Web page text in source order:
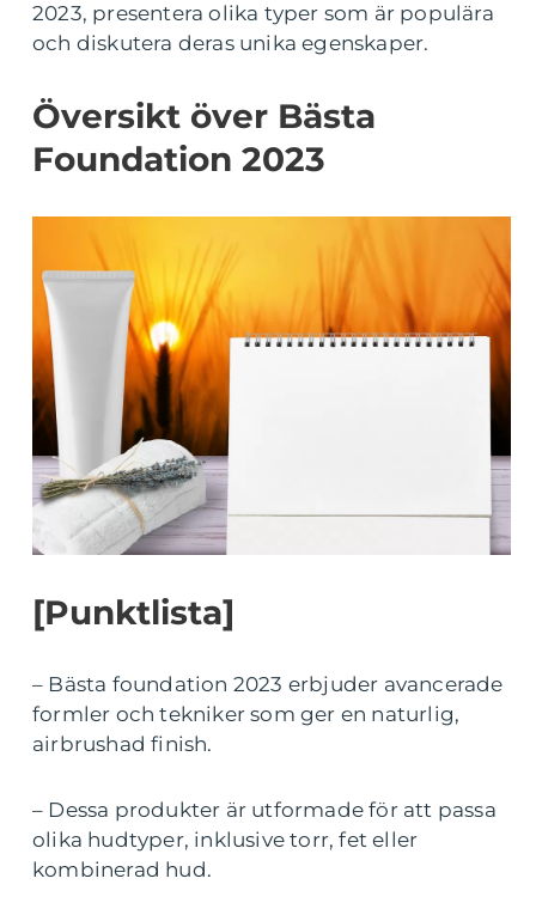
2023, presentera olika typer som är populära
och diskutera deras unika egenskaper.
Översikt över Bästa
Foundation 2023
[Punktlista]
– Bästa foundation 2023 erbjuder avancerade
formler och tekniker som ger en naturlig,
airbrushad finish.
– Dessa produkter är utformade för att passa
olika hudtyper, inklusive torr, fet eller
kombinerad hud.